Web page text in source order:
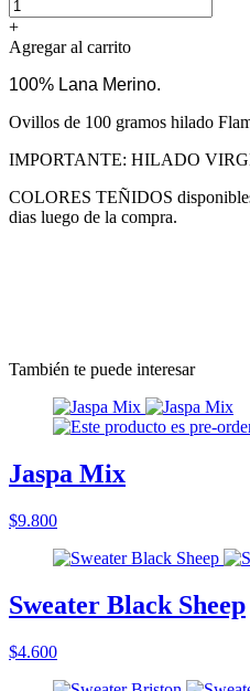
+
Agregar al carrito
100% Lana Merino.
Ovillos de 100 gramos hilado
IMPORTANTE: HILADO
COLORES TEÑIDOS
dias luego de la compra.
También te puede interesar
Jaspa Mix
$9.800
Sweater Black Sheep
$4.600